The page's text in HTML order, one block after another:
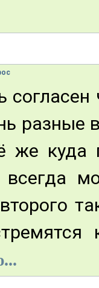
разные
же куда